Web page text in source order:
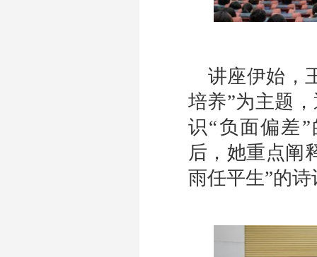
讲座伊始，
培养”为主题 ，
识“负面偏差
后 ， 她重点阐
雨任平生”的诗